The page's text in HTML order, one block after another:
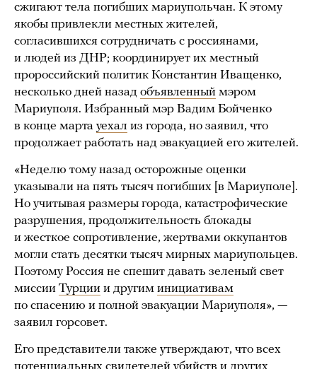
сжигают тела погибших мариупольчан. К этому
якобы привлекли местных жителей,
согласившихся сотрудничать с россиянами,
и людей из ДНР; координирует их местный
пророссийский политик Константин Иващенко,
несколько дней назад объявленный мэром
Мариуполя. Избранный мэр Вадим Бойченко
в конце марта уехал из города, но заявил, что
продолжает работать над эвакуацией его жителей.
«Неделю тому назад осторожные оценки
указывали на пять тысяч погибших [в Мариуполе].
Но учитывая размеры города, катастрофические
разрушения, продолжительность блокады
и жесткое сопротивление, жертвами оккупантов
могли стать десятки тысяч мирных мариупольцев.
Поэтому Россия не спешит давать зеленый свет
миссии Турции и другим инициативам
по спасению и полной эвакуации Мариуполя», —
заявил горсовет.
Его представители также утверждают, что всех